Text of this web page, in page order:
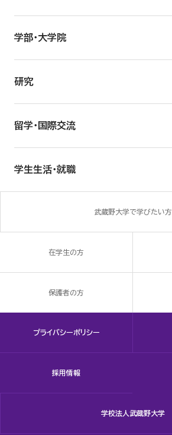
学部・大学院
研究
留学・国際交流
学生生活・就職
武蔵野大学で学びたい方
在学生の方
保護者の方
プライバシーポリシー
採用情報
学校法人武蔵野大学